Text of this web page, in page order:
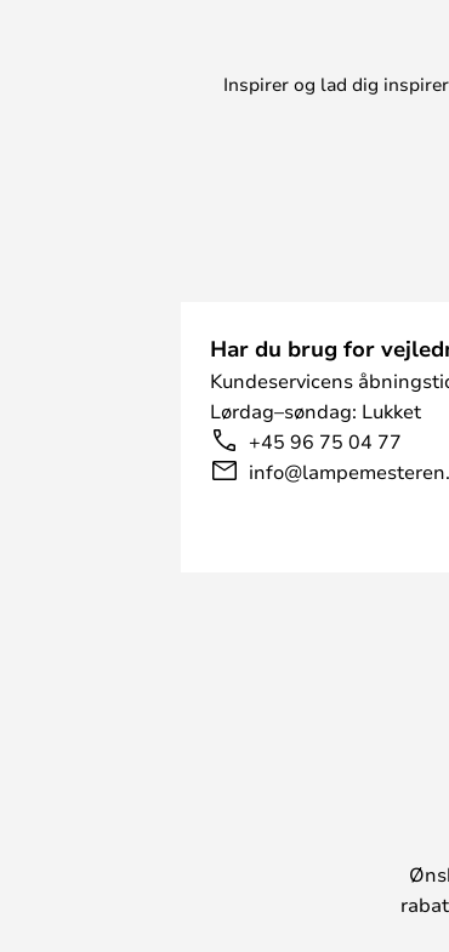
Inspirer og lad dig
Har du brug for
Kundeservicens
Lørdag–søndag: Lukket
+45 96 75 04 77